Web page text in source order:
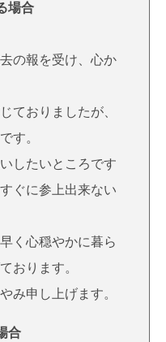
場合
の報を受け、心か
ておりましたが、
す。
したいところです
ぐに参上出来ない
く心穏やかに暮ら
おります。
み申し上げます。
合